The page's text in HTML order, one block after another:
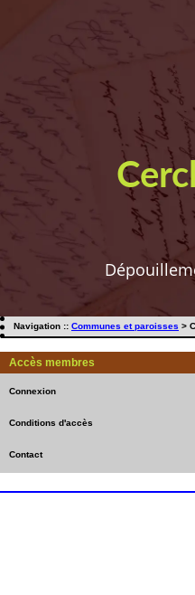
Navigation :: Communes et paroisses >
Accès membres
Connexion
Conditions d'accès
Contact